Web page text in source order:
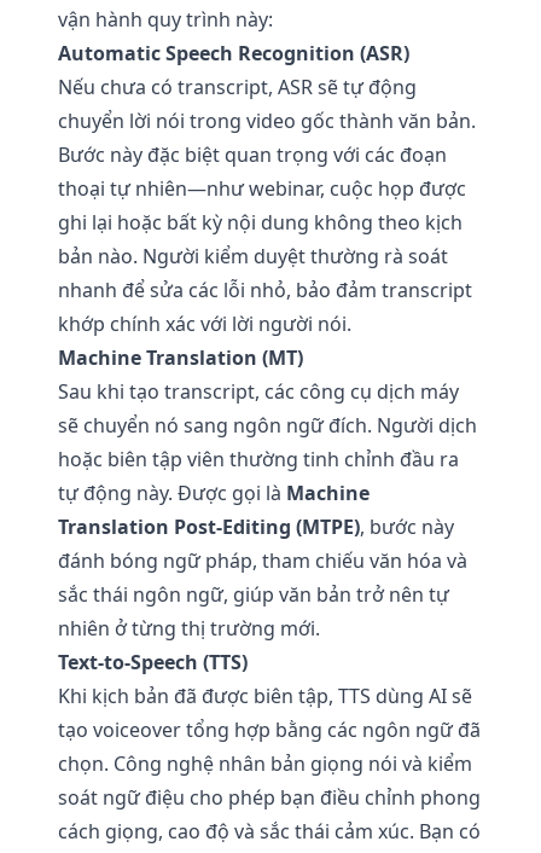
vận hành quy trình này:
Automatic Speech Recognition (ASR)
Nếu chưa có transcript, ASR sẽ tự động
chuyển lời nói trong video gốc thành văn bản.
Bước này đặc biệt quan trọng với các đoạn
thoại tự nhiên—như webinar, cuộc họp được
ghi lại hoặc bất kỳ nội dung không theo kịch
bản nào. Người kiểm duyệt thường rà soát
nhanh để sửa các lỗi nhỏ, bảo đảm transcript
khớp chính xác với lời người nói.
Machine Translation (MT)
Sau khi tạo transcript, các công cụ dịch máy
sẽ chuyển nó sang ngôn ngữ đích. Người dịch
hoặc biên tập viên thường tinh chỉnh đầu ra
tự động này. Được gọi là Machine
Translation Post-Editing (MTPE), bước này
đánh bóng ngữ pháp, tham chiếu văn hóa và
sắc thái ngôn ngữ, giúp văn bản trở nên tự
nhiên ở từng thị trường mới.
Text-to-Speech (TTS)
Khi kịch bản đã được biên tập, TTS dùng AI sẽ
tạo voiceover tổng hợp bằng các ngôn ngữ đã
chọn. Công nghệ nhân bản giọng nói và kiểm
soát ngữ điệu cho phép bạn điều chỉnh phong
cách giọng, cao độ và sắc thái cảm xúc. Bạn có